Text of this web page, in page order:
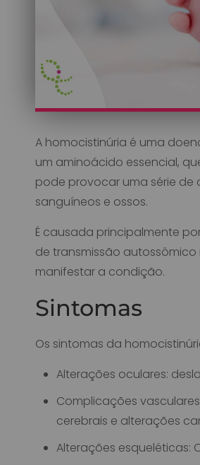
A homocistinúria é uma
um aminoácido essencial,
pode provocar uma série de
sanguíneos e ossos.
É causada principalmente
de transmissão
manifestar a condição.
Sintomas
Os sintomas da
Alterações oculares:
Complicações
cerebrais e alterações
Alterações esqueléticas: